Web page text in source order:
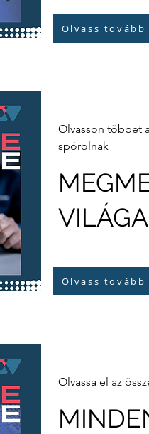
Olvass tovább
Olvasson többet
spórolnak
VILÁGA
Olvass tovább
Olvassa el az